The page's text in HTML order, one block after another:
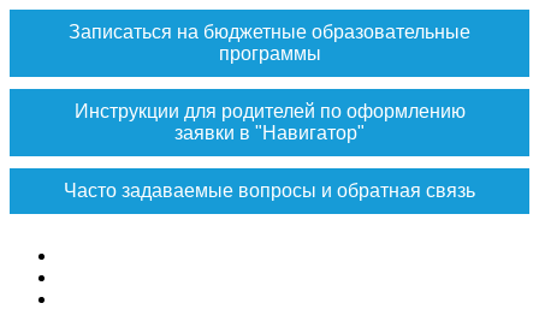
Записаться на бюджетные образовательные
программы
Инструкции для родителей по оформлению
заявки в "Навигатор"
Часто задаваемые вопросы и обратная связь